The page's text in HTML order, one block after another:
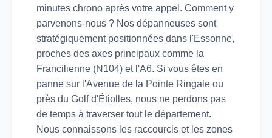
minutes chrono après votre appel. Comment y
parvenons-nous ? Nos dépanneuses sont
stratégiquement positionnées dans l'Essonne,
proches des axes principaux comme la
Francilienne (N104) et l'A6. Si vous êtes en
panne sur l'Avenue de la Pointe Ringale ou
près du Golf d'Étiolles, nous ne perdons pas
de temps à traverser tout le département.
Nous connaissons les raccourcis et les zones